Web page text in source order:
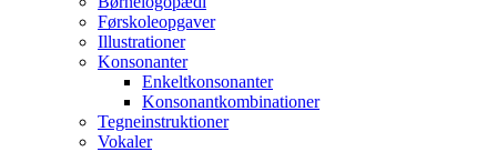
Førskoleopgaver
Illustrationer
Konsonanter
Enkeltkonsonanter
Konsonantkombinationer
Tegneinstruktioner
Vokaler